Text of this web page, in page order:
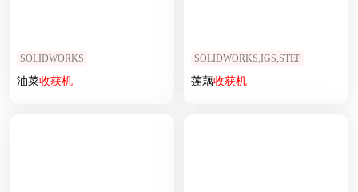
SOLIDWORKS
油菜收获机
SOLIDWORKS,IGS,STEP
莲藕收获机